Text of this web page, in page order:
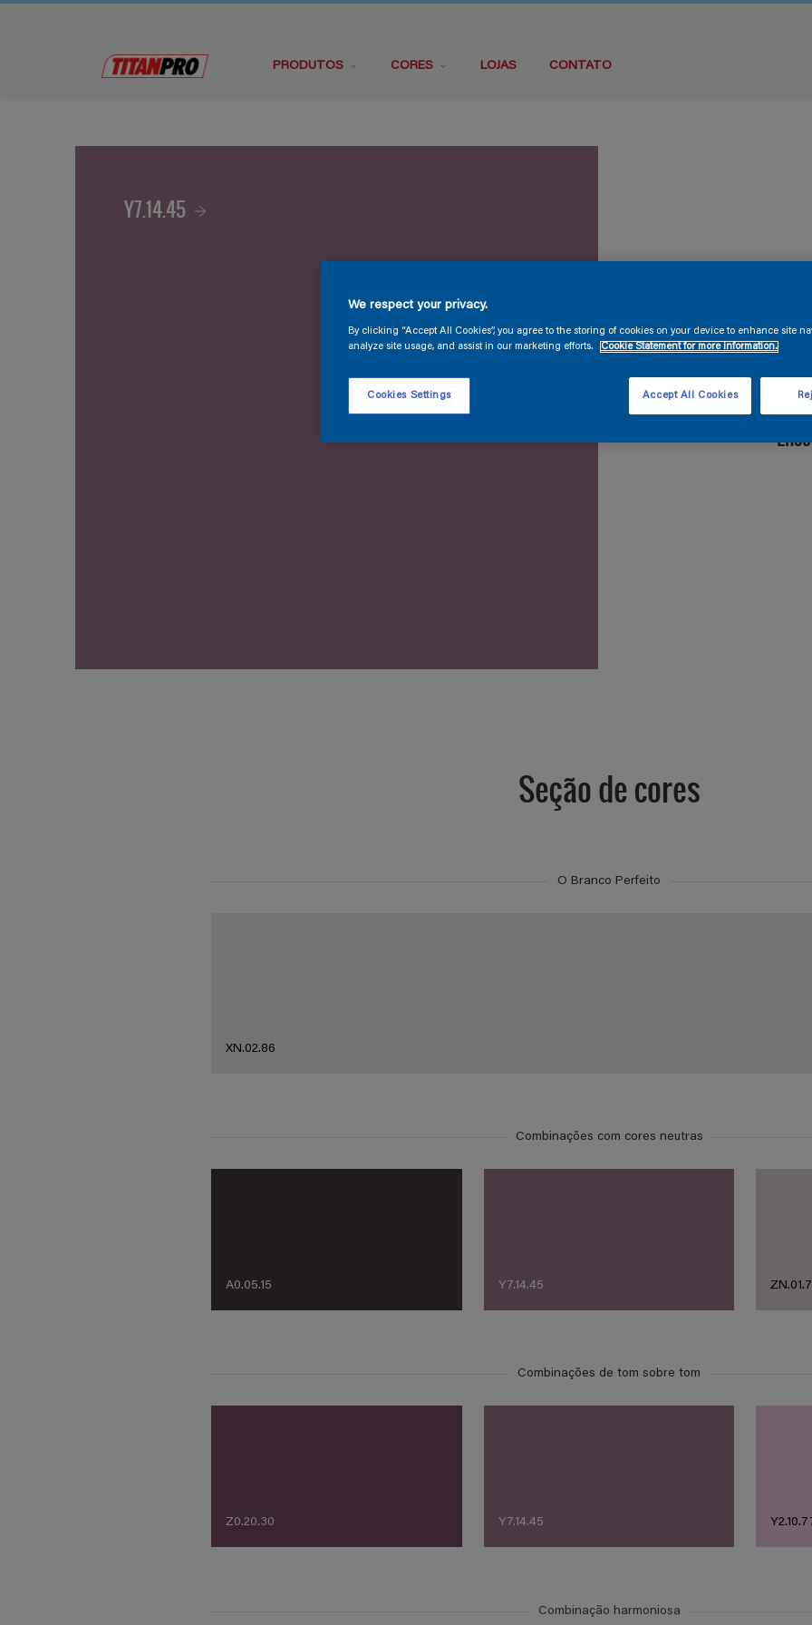
PRODUTOS CORES LOJAS CONTATO
Y7.14.45
Seção de cores
O Branco Perfeito
XN.02.86
Combinações com cores neutras
A0.05.15 Y7.14.45
Combinações de tom sobre tom
Z0.20.30 Y7.14.45
Combinação harmoniosa
We respect your privacy.
By clicking “Accept All Cookies”, you agree to the storing of cookies on your device to enhance site
analyze site usage, and assist in our marketing efforts.
Cookie Statement for more information.
Cookies Settings Accept All Cookies